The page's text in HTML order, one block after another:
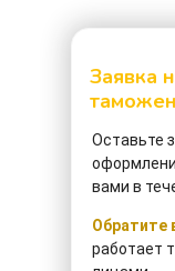
Заявка
Оставьте
вами в
Обратите
работает